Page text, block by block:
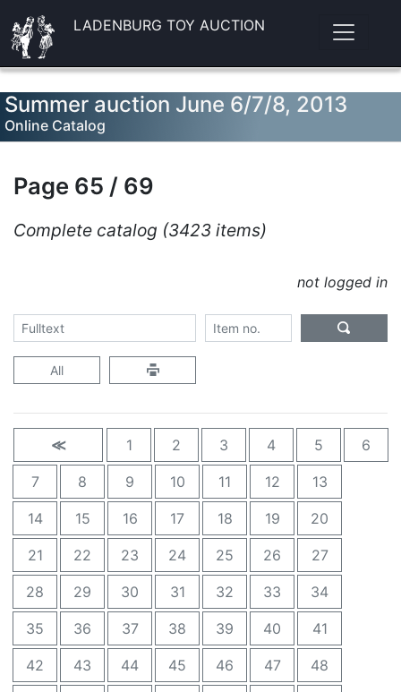
LADENBURG TOY AUCTION
Summer auction June 6/7/8, 2013
Online Catalog
Page 65 / 69
Complete catalog (3423 items)
not logged in
All
≪ 1 2 3 4 5 6
7 8 9 10 11 12 13
14 15 16 17 18 19 20
21 22 23 24 25 26 27
28 29 30 31 32 33 34
35 36 37 38 39 40 41
42 43 44 45 46 47 48